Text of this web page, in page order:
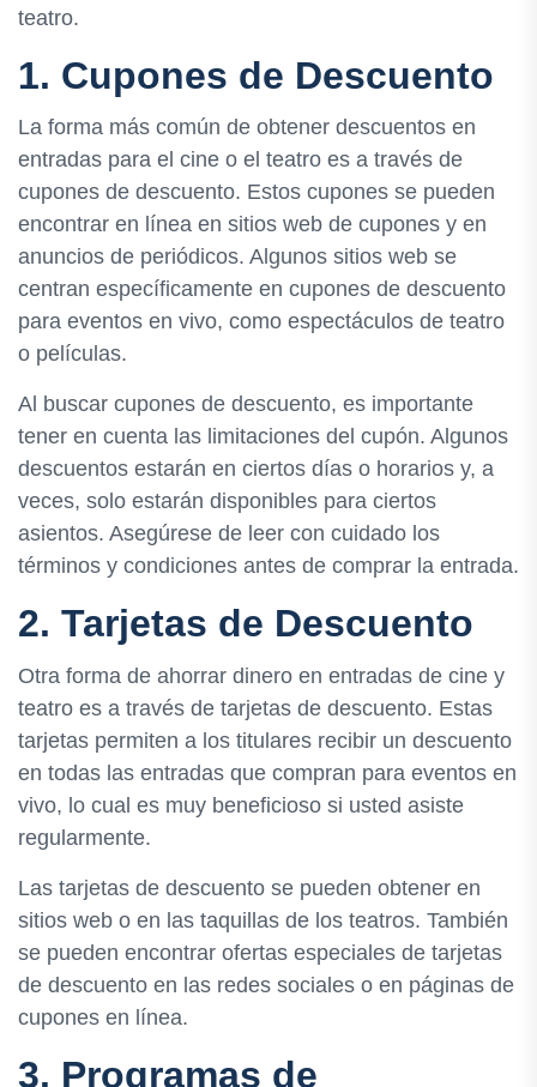
teatro.
1. Cupones de Descuento
La forma más común de obtener descuentos en
entradas para el cine o el teatro es a través de
cupones de descuento. Estos cupones se pueden
encontrar en línea en sitios web de cupones y en
anuncios de periódicos. Algunos sitios web se
centran específicamente en cupones de descuento
para eventos en vivo, como espectáculos de teatro
o películas.
Al buscar cupones de descuento, es importante
tener en cuenta las limitaciones del cupón. Algunos
descuentos estarán en ciertos días o horarios y, a
veces, solo estarán disponibles para ciertos
asientos. Asegúrese de leer con cuidado los
términos y condiciones antes de comprar la entrada.
2. Tarjetas de Descuento
Otra forma de ahorrar dinero en entradas de cine y
teatro es a través de tarjetas de descuento. Estas
tarjetas permiten a los titulares recibir un descuento
en todas las entradas que compran para eventos en
vivo, lo cual es muy beneficioso si usted asiste
regularmente.
Las tarjetas de descuento se pueden obtener en
sitios web o en las taquillas de los teatros. También
se pueden encontrar ofertas especiales de tarjetas
de descuento en las redes sociales o en páginas de
cupones en línea.
3. Programas de